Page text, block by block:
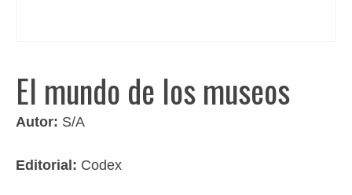
El mundo de los museos
Autor: S/A
Editorial: Codex